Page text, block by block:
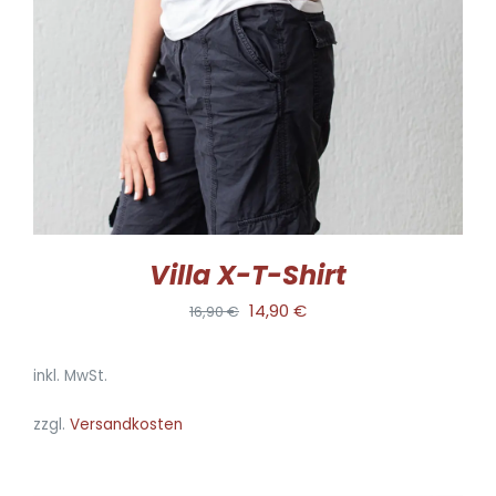
VARIANTEN
AUF.
DIE
OPTIONEN
KÖNNEN
PRODUKTSEITE
GEWÄHLT
Villa X-T-Shirt
16,90€ Ursprünglicher
14,90 €Aktueller
inkl. MwSt.
zzgl. Versandkosten